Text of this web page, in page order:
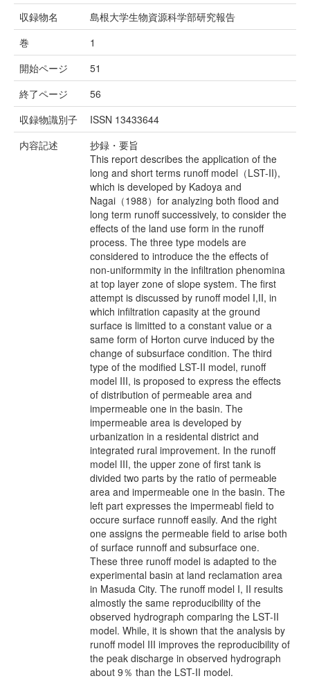
収録物名
島根大学生物資源科学部研究報告
巻
1
開始ページ
51
終了ページ
56
収録物識別子
ISSN 13433644
内容記述
抄録・要旨
This report describes the application of the
long and short terms runoff model（LST-II),
which is developed by Kadoya and
Nagai（1988）for analyzing both flood and
long term runoff successively, to consider the
effects of the land use form in the runoff
process. The three type models are
considered to introduce the the effects of
non-uniformmity in the infiltration phenomina
at top layer zone of slope system. The first
attempt is discussed by runoff model I,II, in
which infiltration capasity at the ground
surface is limitted to a constant value or a
same form of Horton curve induced by the
change of subsurface condition. The third
type of the modified LST-II model, runoff
model III, is proposed to express the effects
of distribution of permeable area and
impermeable one in the basin. The
impermeable area is developed by
urbanization in a residental district and
integrated rural improvement. In the runoff
model III, the upper zone of first tank is
divided two parts by the ratio of permeable
area and impermeable one in the basin. The
left part expresses the impermeabl field to
occure surface runnoff easily. And the right
one assigns the permeable field to arise both
of surface runnoff and subsurface one.
These three runoff model is adapted to the
experimental basin at land reclamation area
in Masuda City. The runoff model I, II results
almostly the same reproducibility of the
observed hydrograph comparing the LST-II
model. While, it is shown that the analysis by
runoff model III improves the reproducibility of
the peak discharge in observed hydrograph
about 9％ than the LST-II model.